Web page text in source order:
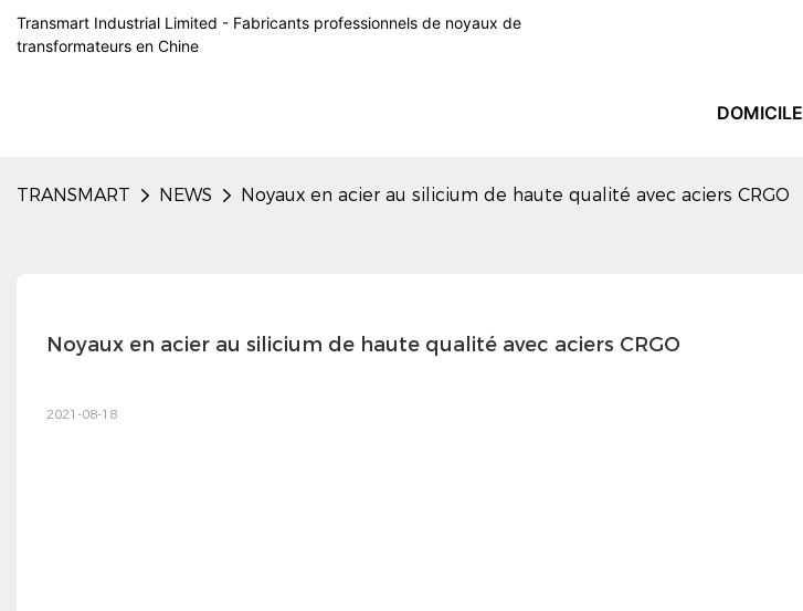
Transmart Industrial Limited - Fabricants professionnels de noyaux de
transformateurs en Chine
DOMICILE
TRANSMART NEWS Noyaux en acier au silicium de haute qualité avec aciers CRGO
Noyaux en acier au silicium de haute qualité avec aciers CRGO
2021-08-18